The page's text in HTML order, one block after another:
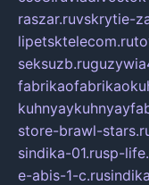
raszar.ruvskrytie-
lipetsktelecom.ru
seksuzb.ru
store-brawl-
sindika-01.rusp-
e-abis-1-c.ru